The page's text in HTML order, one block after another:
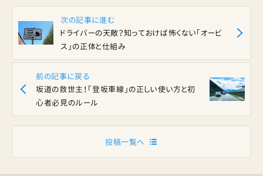
前の記事に戻る
坂道の救世主！「登坂車線」の正しい使い方と初
心者必見のルール
次の記事に進む
ドライバーの天敵？知っておけば怖くない「オービ
ス」の正体と仕組み
投稿一覧へ